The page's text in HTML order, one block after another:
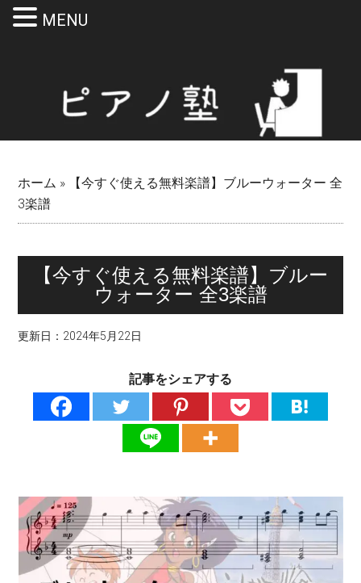
ホーム »
【今すぐ使える無料楽譜】ブルーウォーター 全
3楽譜
【今すぐ使える無料楽譜】ブルー
ウォーター 全3楽譜
更新日： 2024年5月22日
記事をシェアする
MENU